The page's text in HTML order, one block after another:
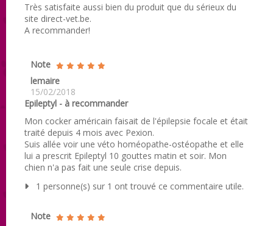
Très satisfaite aussi bien du produit que du sérieux du
site direct-vet.be.
A recommander!
Note
lemaire
15/02/2018
Epileptyl - à recommander
Mon cocker américain faisait de l'épilepsie focale et était
traité depuis 4 mois avec Pexion.
Suis allée voir une véto homéopathe-ostéopathe et elle
lui a prescrit Epileptyl 10 gouttes matin et soir. Mon
chien n'a pas fait une seule crise depuis.
1 personne(s) sur 1 ont trouvé ce commentaire utile.
Note